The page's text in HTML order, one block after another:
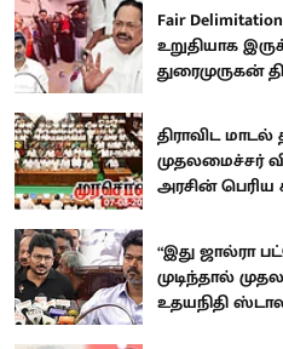
Fair
உறுதியாக
துரைமுருகன்
திராவிட
முதலமைச்சர்
அரசின்
“இது ஜால்ரா
முடிந்தால்
உதயநிதி